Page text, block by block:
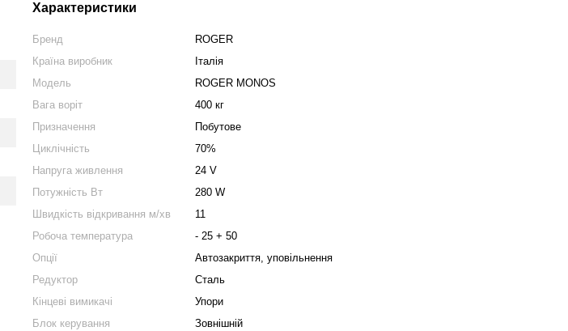
Характеристики
Бренд
ROGER
Країна виробник
Італія
Модель
ROGER MONOS
Вага воріт
400 кг
Призначення
Побутове
Циклічність
70%
Напруга живлення
24 V
Потужність Вт
280 W
Швидкість відкривання м/хв
11
Робоча температура
- 25 + 50
Опції
Автозакриття, уповільнення
Редуктор
Сталь
Кінцеві вимикачі
Упори
Блок керування
Зовнішній